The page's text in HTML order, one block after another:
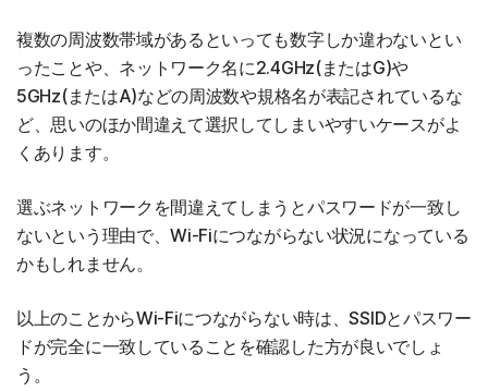
複数の周波数帯域があるといっても数字しか違わないとい
ったことや、ネットワーク名に2.4GHz(またはG)や
5GHz(またはA)などの周波数や規格名が表記されているな
ど、思いのほか間違えて選択してしまいやすいケースがよ
くあります。
選ぶネットワークを間違えてしまうとパスワードが一致し
ないという理由で、Wi-Fiにつながらない状況になっている
かもしれません。
以上のことからWi-Fiにつながらない時は、SSIDとパスワー
ドが完全に一致していることを確認した方が良いでしょ
う。